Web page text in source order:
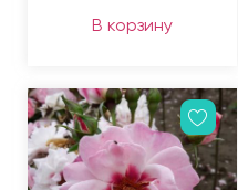
В корзину